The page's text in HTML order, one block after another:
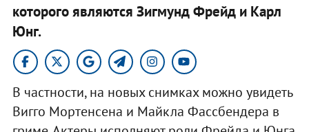
которого являются Зигмунд Фрейд и Карл
Юнг.
В частности, на новых снимках можно увидеть
Вигго Мортенсена и Майкла Фассбендера в